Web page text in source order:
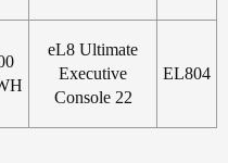
EL804
eL8 Ultimate
Executive
Console 22